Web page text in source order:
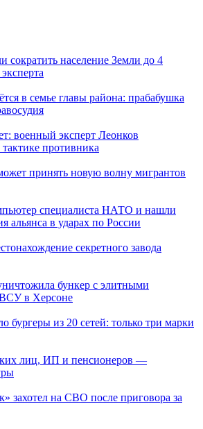
сократить население Земли до 4
в семье главы района: прабабушка
военный эксперт Леонков
противника
принять новую волну мигрантов
специалиста НАТО и нашли
альянса в ударах по России
секретного завода
бункер с элитными
в Херсоне
бургеры из 20 сетей: только три марки
лиц, ИП и пенсионеров —
захотел на СВО после приговора за